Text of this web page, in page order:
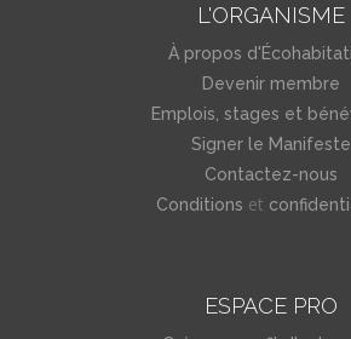
L'ORGANISME
À propos
Devenir membre
Emplois, stages et
Signer le Manifeste
Contactez-nous
Conditions et
ESPACE PRO